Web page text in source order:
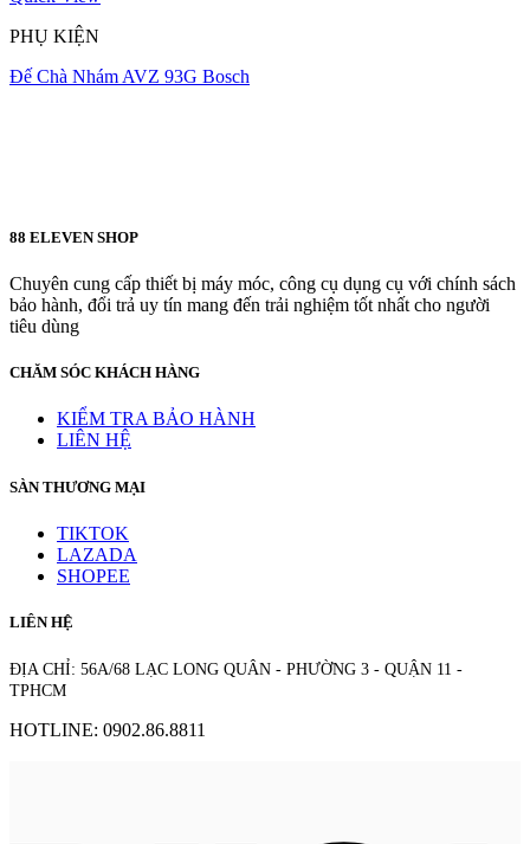
PHỤ KIỆN
Đế Chà Nhám AVZ 93G Bosch
88 ELEVEN SHOP
Chuyên cung cấp thiết bị máy móc, công cụ dụng cụ với chính sách
bảo hành, đổi trả uy tín mang đến trải nghiệm tốt nhất cho người
tiêu dùng
CHĂM SÓC KHÁCH HÀNG
KIỂM TRA BẢO HÀNH
LIÊN HỆ
SÀN THƯƠNG MẠI
TIKTOK
LAZADA
SHOPEE
LIÊN HỆ
ĐỊA CHỈ: 56A/68 LẠC LONG QUÂN - PHƯỜNG 3 - QUẬN 11 -
TPHCM
HOTLINE: 0902.86.8811